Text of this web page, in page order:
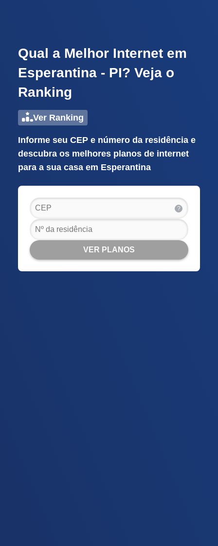
Qual a Melhor Internet em
Esperantina - PI? Veja o
Ranking
Ver Ranking
Informe seu CEP e número da residência e
descubra os melhores planos de internet
para a sua casa em Esperantina
?
VER PLANOS